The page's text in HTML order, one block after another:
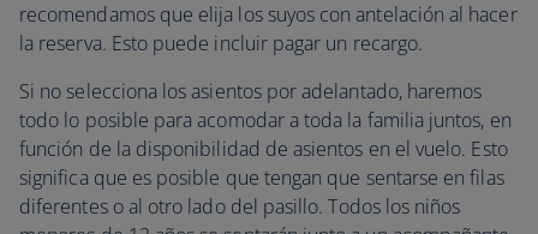
recomendamos que elija los suyos con antelación al hacer
la reserva. Esto puede incluir pagar un recargo.
Si no selecciona los asientos por adelantado, haremos
todo lo posible para acomodar a toda la familia juntos, en
función de la disponibilidad de asientos en el vuelo. Esto
significa que es posible que tengan que sentarse en filas
diferentes o al otro lado del pasillo. Todos los niños